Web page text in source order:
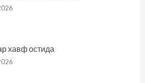
хавф остида